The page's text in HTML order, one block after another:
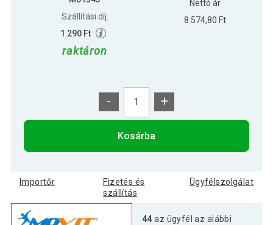
Szállítási díj:
1 290 Ft
raktáron
Nettó ár
8 574,80 Ft
- +
Kosárba
Importőr
Fizetés és
szállítás
Ügyfélszolgálat
44 az ügyfél az alábbi